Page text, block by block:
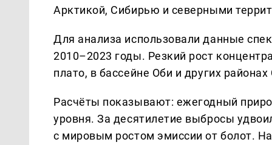
Арктикой, Сибирью и северными
Для анализа использовали данные
2010–2023 годы. Резкий рост
плато, в бассейне Оби и других
Расчёты показывают: ежегодный
уровня. За десятилетие выбросы
с мировым ростом эмиссии от болот.